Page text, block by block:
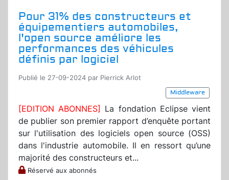
Pour 31% des constructeurs et
équipementiers automobiles,
l'open source améliore les
performances des véhicules
définis par logiciel
Publié le 27-09-2024 par Pierrick Arlot
Middleware
[EDITION ABONNES] La fondation Eclipse vient
de publier son premier rapport d’enquête portant
sur l'utilisation des logiciels open source (OSS)
dans l'industrie automobile. Il en ressort qu’une
majorité des constructeurs et...
Réservé aux abonnés